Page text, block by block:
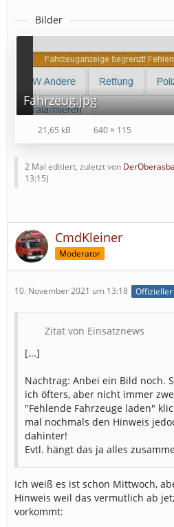
Bilder
Fahrzeug.jpg
21,65 kB 640 × 115
2 Mal editiert, zuletzt von
13:15)
CmdKleiner
Moderator
10. November 2021 um 13:18
Zitat von Einsatznews
[...]
Nachtrag: Anbei ein Bild noch.
ich öfters, aber nicht immer
"Fehlende Fahrzeuge laden"
mal nochmals den Hinweis
dahinter!
Evtl. hängt das ja alles
Ich weiß es ist schon Mittwoch,
Hinweis weil das vermutlich ab
vorkommt: